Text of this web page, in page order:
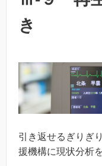
き
引き返せるぎりぎ
援機構に現状分析